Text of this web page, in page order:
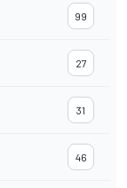
99
27
31
46